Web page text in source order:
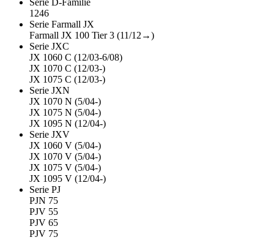
Serie D-Familie
1246
Serie Farmall JX
Farmall JX 100 Tier 3 (11/12→)
Serie JXC
JX 1060 C (12/03-6/08)
JX 1070 C (12/03-)
JX 1075 C (12/03-)
Serie JXN
JX 1070 N (5/04-)
JX 1075 N (5/04-)
JX 1095 N (12/04-)
Serie JXV
JX 1060 V (5/04-)
JX 1070 V (5/04-)
JX 1075 V (5/04-)
JX 1095 V (12/04-)
Serie PJ
PJN 75
PJV 55
PJV 65
PJV 75